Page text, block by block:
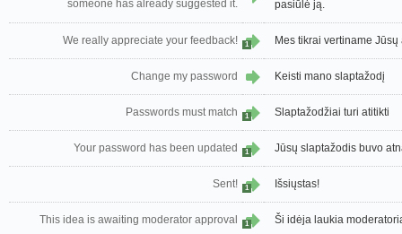
someone has already suggested it.
pasiūlė ją.
We really appreciate your feedback! 1 Mes tikrai vertiname
Change my password Keisti mano slaptažodį
Passwords must match 1 Slaptažodžiai turi atitikti
Your password has been updated 1 Jūsų slaptažodis buvo
Sent! 1 Išsiųstas!
This idea is awaiting moderator approval 1 Ši idėja laukia